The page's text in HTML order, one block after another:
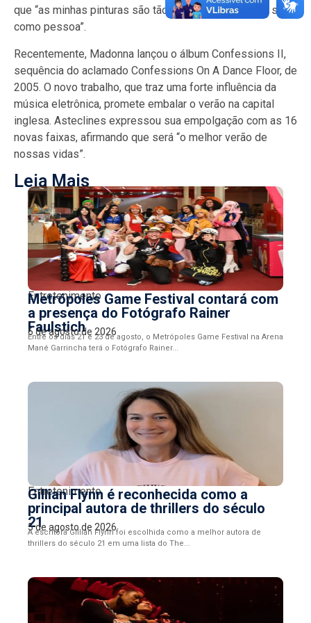
que “as minhas pinturas são tão estranhas quanto eu sou
como pessoa”.
Recentemente, Madonna lançou o álbum Confessions II,
sequência do aclamado Confessions On A Dance Floor, de
2005. O novo trabalho, que traz uma forte influência da
música eletrônica, promete embalar o verão na capital
inglesa. Asteclines expressou sua empolgação com as 16
novas faixas, afirmando que será “o melhor verão de
nossas vidas”.
Leia Mais
Entretenimento
Metrópoles Game Festival contará com
a presença do Fotógrafo Rainer
Faulstich
6 de agosto de 2026
Entre os dias 21 e 23 de agosto, o Metrópoles Game Festival na Arena
Mané Garrincha terá o Fotógrafo Rainer...
Entretenimento
Gillian Flynn é reconhecida como a
principal autora de thrillers do século
21
5 de agosto de 2026
A escritora Gillian Flynn foi escolhida como a melhor autora de
thrillers do século 21 em uma lista do The...